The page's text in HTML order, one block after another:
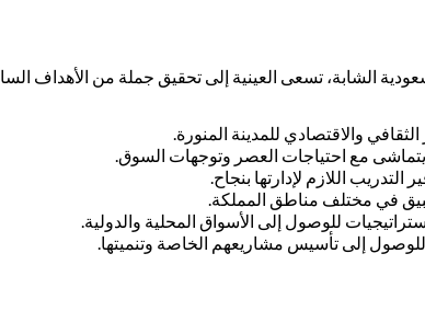
الشابة، تسعى العينية إلى تحقيق جملة من الأهداف
والاقتصادي للمدينة المنورة.
يتماشى مع احتياجات العصر وتوجهات السوق.
اللازم لإدارتها بنجاح.
في مختلف مناطق المملكة.
للوصول إلى الأسواق المحلية والدولية.
إلى تأسيس مشاريعهم الخاصة وتنميتها.